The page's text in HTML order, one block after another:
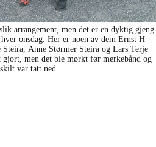
arrangement, men det er en dyktig gjeng
onsdag. Her er noen av dem Ernst H
Anne Størmer Steira og Lars Terje
men det ble mørkt før merkebånd og
skilt var tatt ned.